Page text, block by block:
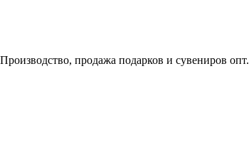
продажа подарков и сувениров опт.